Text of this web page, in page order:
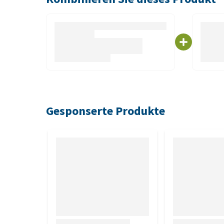
Dieses Produkt enthält Batterien. Lesen Sie
Beitrag zu einem verantwortungsvollen
Gesponserte Produkte